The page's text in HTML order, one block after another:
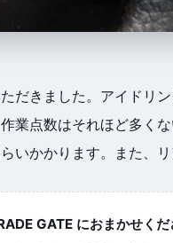
だきました。アイドリ
業点数はそれほど多く
いかかります。また、
GATE におまかせくだ